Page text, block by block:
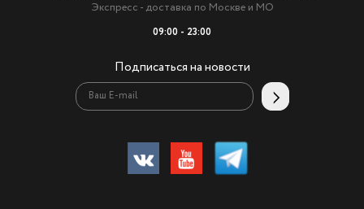
Экспресс - доставка по Москве и МО
09:00 - 23:00
Подписаться на новости